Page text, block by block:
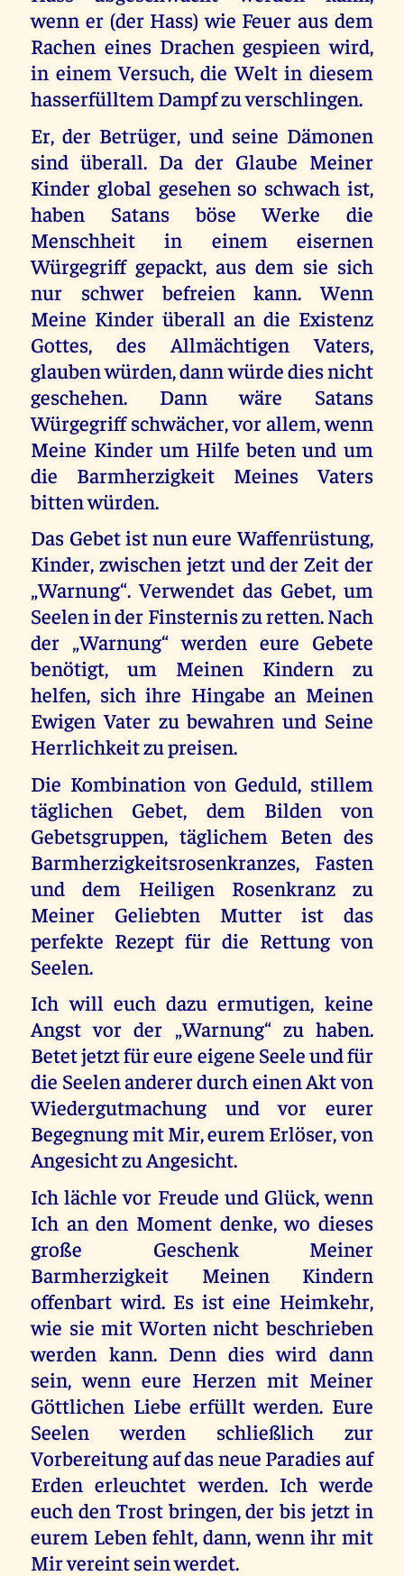
wenn er (der Hass) wie Feuer aus dem
Rachen eines Drachen gespieen wird,
in einem Versuch, die Welt in diesem
hasserfülltem Dampf zu verschlingen.
Er, der Betrüger, und seine Dämonen
sind überall. Da der Glaube Meiner
Kinder global gesehen so schwach ist,
haben Satans böse Werke die
Menschheit in einem eisernen
Würgegriff gepackt, aus dem sie sich
nur schwer befreien kann. Wenn
Meine Kinder überall an die Existenz
Gottes, des Allmächtigen Vaters,
glauben würden, dann würde dies nicht
geschehen. Dann wäre Satans
Würgegriff schwächer, vor allem, wenn
Meine Kinder um Hilfe beten und um
die Barmherzigkeit Meines Vaters
bitten würden.
Das Gebet ist nun eure Waffenrüstung,
Kinder, zwischen jetzt und der Zeit der
„Warnung“. Verwendet das Gebet, um
Seelen in der Finsternis zu retten. Nach
der „Warnung“ werden eure Gebete
benötigt, um Meinen Kindern zu
helfen, sich ihre Hingabe an Meinen
Ewigen Vater zu bewahren und Seine
Herrlichkeit zu preisen.
Die Kombination von Geduld, stillem
täglichen Gebet, dem Bilden von
Gebetsgruppen, täglichem Beten des
Barmherzigkeitsrosenkranzes, Fasten
und dem Heiligen Rosenkranz zu
Meiner Geliebten Mutter ist das
perfekte Rezept für die Rettung von
Seelen.
Ich will euch dazu ermutigen, keine
Angst vor der „Warnung“ zu haben.
Betet jetzt für eure eigene Seele und für
die Seelen anderer durch einen Akt von
Wiedergutmachung und vor eurer
Begegnung mit Mir, eurem Erlöser, von
Angesicht zu Angesicht.
Ich lächle vor Freude und Glück, wenn
Ich an den Moment denke, wo dieses
große Geschenk Meiner
Barmherzigkeit Meinen Kindern
offenbart wird. Es ist eine Heimkehr,
wie sie mit Worten nicht beschrieben
werden kann. Denn dies wird dann
sein, wenn eure Herzen mit Meiner
Göttlichen Liebe erfüllt werden. Eure
Seelen werden schließlich zur
Vorbereitung auf das neue Paradies auf
Erden erleuchtet werden. Ich werde
euch den Trost bringen, der bis jetzt in
eurem Leben fehlt, dann, wenn ihr mit
Mir vereint sein werdet.